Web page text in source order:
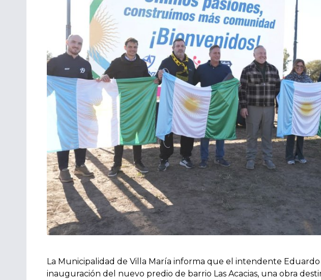
La Municipalidad de Villa María informa que el intendente
inauguración del nuevo predio de barrio Las Acacias, una obra